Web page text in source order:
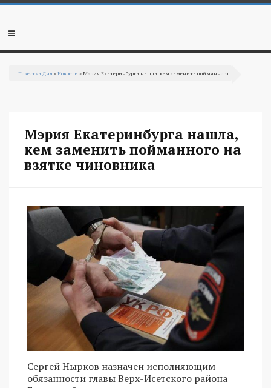
Перейти к основному содержанию
Мобильное
Повестка Дня »Новости » Мэрия Екатеринбурга нашла, кем заменить пойманного...
Мэрия Екатеринбурга нашла,
кем заменить пойманного на
взятке чиновника
Сергей Нырков назначен исполняющим
обязанности главы Верх-Исетского района